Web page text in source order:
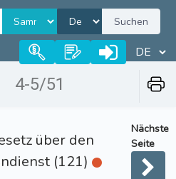
Suchen
4-5/51
über den
(121)
Nächste
Seite